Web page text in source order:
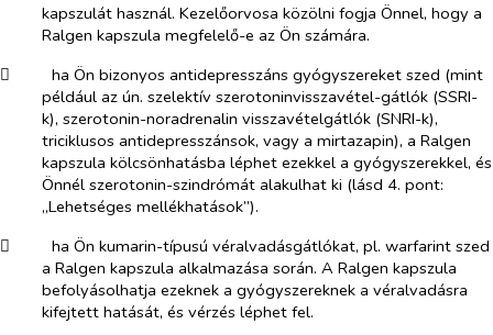
kapszulát használ. Kezelőorvosa közölni fogja Önnel, hogy a
Ralgen kapszula megfelelő-e az Ön számára.
​
ha Ön bizonyos antidepresszáns gyógyszereket szed (mint
például az ún. szelektív szerotoninvisszavétel-gátlók (SSRI-
k), szerotonin-noradrenalin visszavételgátlók (SNRI-k),
triciklusos antidepresszánsok, vagy a mirtazapin), a Ralgen
kapszula kölcsönhatásba léphet ezekkel a gyógyszerekkel, és
Önnél szerotonin-szindrómát alakulhat ki (lásd 4. pont:
„Lehetséges mellékhatások”).
​
ha Ön kumarin-típusú véralvadásgátlókat, pl. warfarint szed
a Ralgen kapszula alkalmazása során. A Ralgen kapszula
befolyásolhatja ezeknek a gyógyszereknek a véralvadásra
kifejtett hatását, és vérzés léphet fel.